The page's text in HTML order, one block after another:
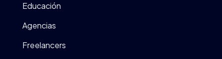
Educación
Agencias
Freelancers